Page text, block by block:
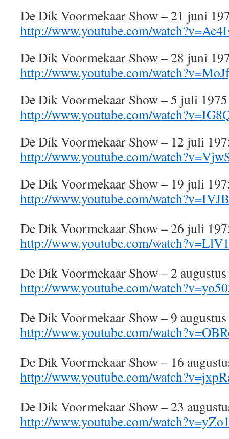
De Dik Voormekaar Show – 21 juni
http://www.youtube.com/
De Dik Voormekaar Show – 28 juni
http://www.youtube.com/
De Dik Voormekaar Show – 5 juli
http://www.youtube.com/
De Dik Voormekaar Show – 12 juli
http://www.youtube.com/
De Dik Voormekaar Show – 19 juli
http://www.youtube.com/
De Dik Voormekaar Show – 26 juli
http://www.youtube.com/
De Dik Voormekaar Show – 2
http://www.youtube.com/
De Dik Voormekaar Show – 9
http://www.youtube.com/
De Dik Voormekaar Show – 16
http://www.youtube.com/
De Dik Voormekaar Show – 23
http://www.youtube.com/